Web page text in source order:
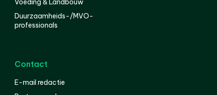
Voeding & Landbouw
Duurzaamheids-/MVO-
professionals
Contact
E-mail redactie